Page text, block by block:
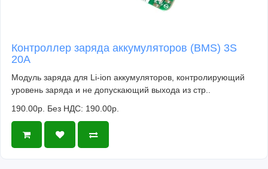
Контроллер заряда аккумуляторов (BMS) 3S
20A
Модуль заряда для Li-ion аккумуляторов, контролирующий
уровень заряда и не допускающий выхода из стр..
190.00р. Без НДС: 190.00р.